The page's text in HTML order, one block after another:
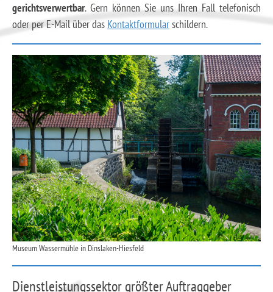
gerichtsverwertbar. Gern können Sie uns Ihren Fall telefonisch
oder per E-Mail über das Kontaktformularschildern.
Museum Wassermühle in Dinslaken-Hiesfeld
Dienstleistungssektor größter Auftraggeber